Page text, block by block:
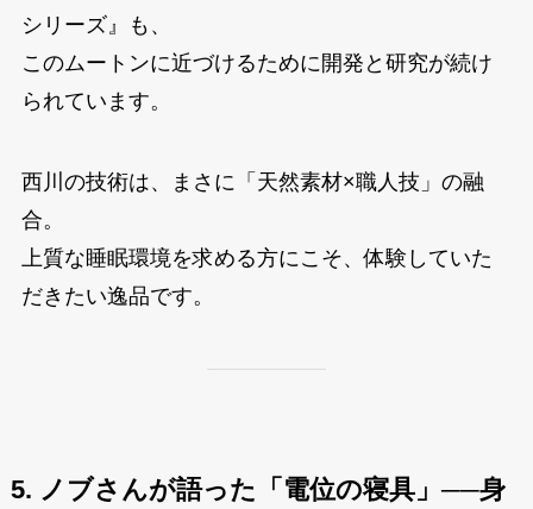
シリーズ』も、
このムートンに近づけるために開発と研究が続け
られています。
西川の技術は、まさに「天然素材×職人技」の融
合。
上質な睡眠環境を求める方にこそ、体験していた
だきたい逸品です。
5. ノブさんが語った「電位の寝具」──身